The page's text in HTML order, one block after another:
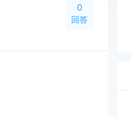
0
回答